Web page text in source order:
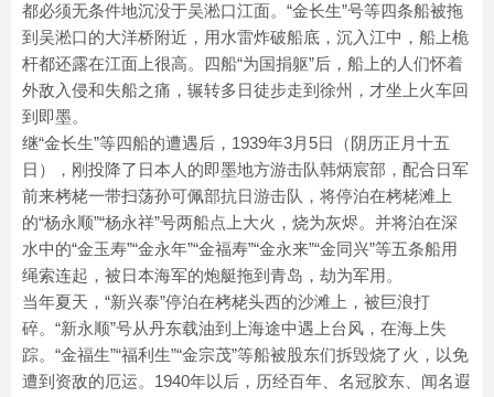
都必须无条件地沉没于吴淞口江面。“金长生”号等四条船被拖
到吴淞口的大洋桥附近，用水雷炸破船底，沉入江中，船上桅
杆都还露在江面上很高。四船“为国捐躯”后，船上的人们怀着
外敌入侵和失船之痛，辗转多日徒步走到徐州，才坐上火车回
到即墨。
继“金长生”等四船的遭遇后，1939年3月5日（阴历正月十五
日），刚投降了日本人的即墨地方游击队韩炳宸部，配合日军
前来栲栳一带扫荡孙可佩部抗日游击队，将停泊在栲栳滩上
的“杨永顺”“杨永祥”号两船点上大火，烧为灰烬。并将泊在深
水中的“金玉寿”“金永年”“金福寿”“金永来”“金同兴”等五条船用
绳索连起，被日本海军的炮艇拖到青岛，劫为军用。
当年夏天，“新兴泰”停泊在栲栳头西的沙滩上，被巨浪打
碎。“新永顺”号从丹东载油到上海途中遇上台风，在海上失
踪。“金福生”“福利生”“金宗茂”等船被股东们拆毁烧了火，以免
遭到资敌的厄运。1940年以后，历经百年、名冠胶东、闻名遐